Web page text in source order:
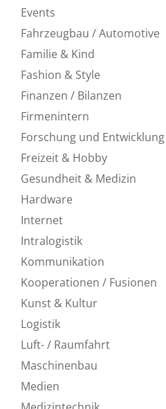
Events
Fahrzeugbau / Automotive
Familie & Kind
Fashion & Style
Finanzen / Bilanzen
Firmenintern
Forschung und Entwicklung
Freizeit & Hobby
Gesundheit & Medizin
Hardware
Internet
Intralogistik
Kommunikation
Kooperationen / Fusionen
Kunst & Kultur
Logistik
Luft- / Raumfahrt
Maschinenbau
Medien